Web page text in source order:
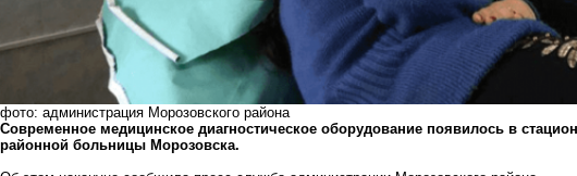
фото: администрация Морозовского района
Современное медицинское диагностическое оборудование появилось в
районной больницы Морозовска.